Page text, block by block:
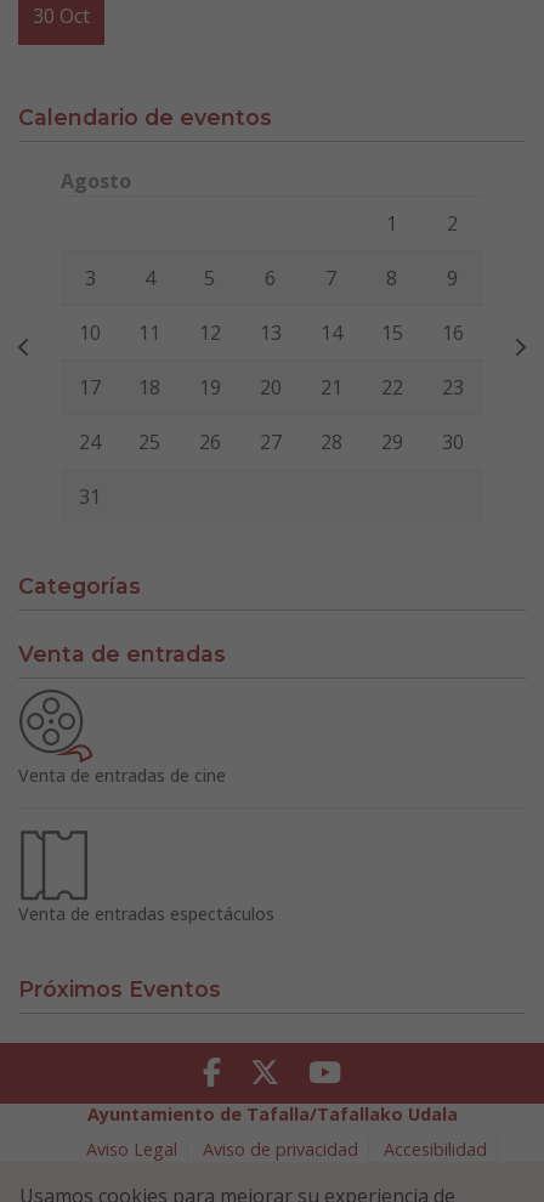
30 Oct
Calendario de eventos
Agosto
Viernes Sábado
1 2
3 4 5 6 7 8 9
10 11 12 13 14 15 16
17 18 19 20 21 22 23
24 25 26 27 28 29 30
31
Categorías
Venta de entradas
Venta de entradas de cine
Venta de entradas espectáculos
Próximos Eventos
Facebook Twitter Youtube
Ayuntamiento de Tafalla/Tafallako Udala
Aviso Legal
Aviso de privacidad
Accesibilidad
Usamos cookies para mejorar su experiencia de